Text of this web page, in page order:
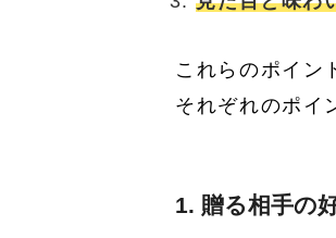
これらのポイン
それぞれのポイ
1. 贈る相手の